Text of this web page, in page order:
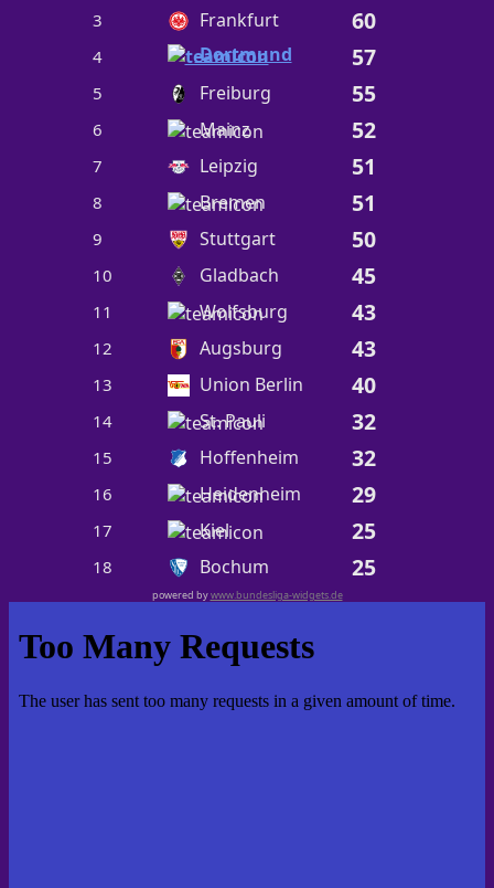
3 Frankfurt 60
4 Dortmund 57
5 Freiburg 55
6 Mainz 52
7 Leipzig 51
8 Bremen 51
9 Stuttgart 50
10 Gladbach 45
11 Wolfsburg 43
12 Augsburg 43
13 Union Berlin 40
14 St. Pauli 32
15 Hoffenheim 32
16 Heidenheim 29
17 Kiel 25
18 Bochum 25
powered bywww.bundesliga-widgets.de